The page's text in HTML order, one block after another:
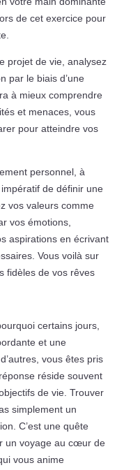
de cet exercice pour
projet de vie, analysez
par le biais d’une
à mieux comprendre
et menaces, vous
pour atteindre vos
personnel, à
de définir une
vos valeurs comme
vos émotions,
aspirations en écrivant
Vous voilà sur
fidèles de vos rêves
certains jours,
et une
vous êtes pris
réside souvent
de vie. Trouver
simplement un
C’est une quête
un voyage au cœur de
vous anime